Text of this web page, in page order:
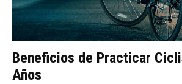
Beneficios de Practicar
Años